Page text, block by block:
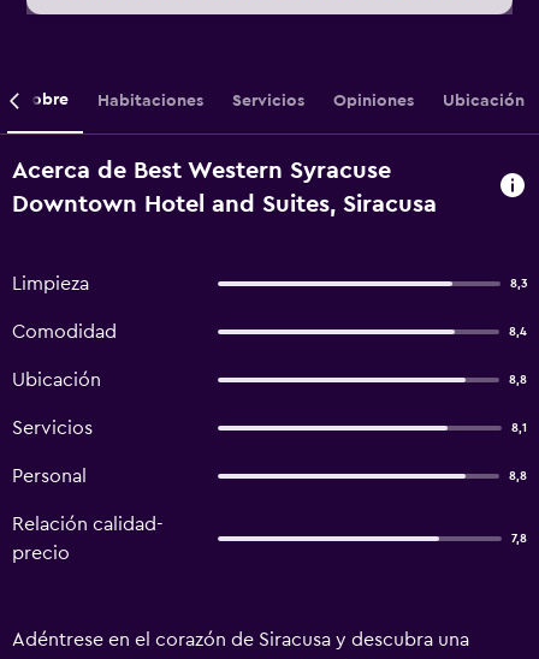
Sobre Habitaciones Servicios Opiniones Ubicación
Acerca de Best Western Syracuse
Downtown Hotel and Suites, Siracusa
Limpieza 8,3
Comodidad 8,4
Ubicación 8,8
Servicios 8,1
Personal 8,8
Relación calidad-
precio
7,8
Adéntrese en el corazón de Siracusa y descubra una